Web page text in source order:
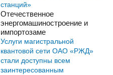
станций»
Отечественное
энергомашиностроение и
импортозаме
Услуги магистральной
квантовой сети ОАО «РЖД»
стали доступны всем
заинтересованным